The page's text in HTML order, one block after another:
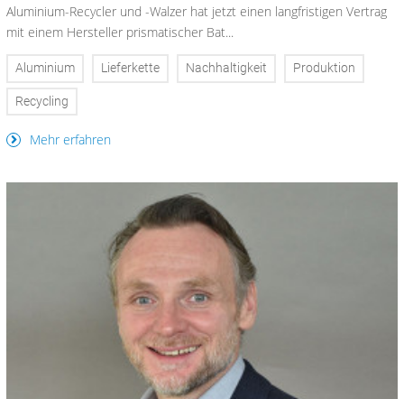
Aluminium-Recycler und -Walzer hat jetzt einen langfristigen Vertrag
mit einem Hersteller prismatischer Bat...
Aluminium Lieferkette Nachhaltigkeit Produktion
Recycling
Mehr erfahren